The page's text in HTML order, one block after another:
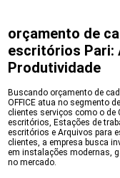
orçamento de
escritórios Pari:
Produtividade
Buscando orçamento de
OFFICE atua no segmento
clientes serviços como o de
escritórios, Estações de
escritórios e Arquivos para
clientes, a empresa busca
em instalações modernas,
no mercado.